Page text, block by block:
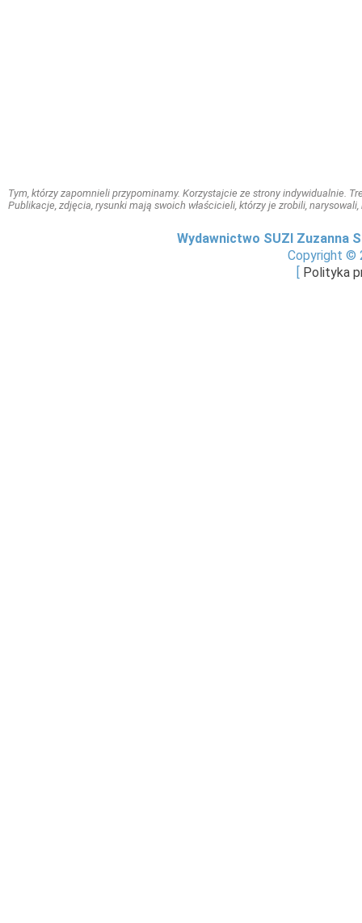
Tym, którzy zapomnieli przypominamy. Korzystajcie ze strony indywidualnie.
Publikacje, zdjęcia, rysunki mają swoich właścicieli, którzy je zrobili,
Wydawnictwo SUZI Zuzanna
Copyright ©
Polityka